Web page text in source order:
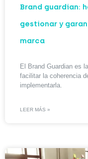
Brand guardian:
gestionar y
marca
El Brand Guardian es
facilitar la coherencia
implementarla.
LEER MÁS »